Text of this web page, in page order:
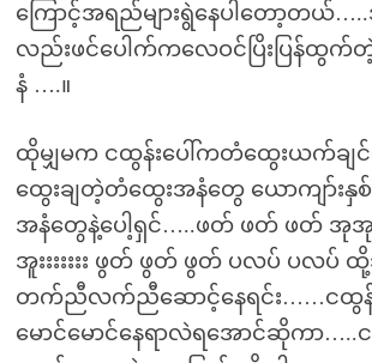
ကြောင့်အရည်များရွဲနေပါတော့တယ်
လည်းဖင်ပေါက်ကလေဝင်ပြိးပြန်ထွ
နံ ….။
ထိုမျှမက ငထွန်းပေါ်ကတံထွေးယက်ခ
ထွေးချတဲ့တံထွေးအနံတွေ ယောကျာ်း
အနံတွေနဲ့ပေါ့ရှင်…..ဖတ် ဖတ် ဖတ်
အူးးးးးးး ဖွတ် ဖွတ် ဖွတ် ပလပ် ပလပ်
တက်ညီလက်ညီဆောင့်နေရင်း……ငထွန်း
မောင်မောင်နေရာလဲရအောင်ဆိုကာ…..င